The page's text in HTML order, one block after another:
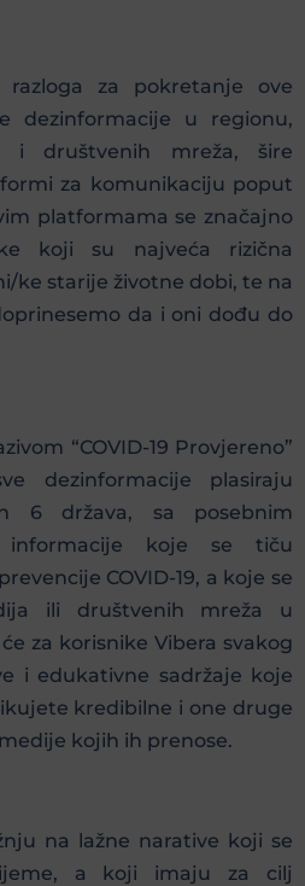
za pokretanje ove
dezinformacije u regionu,
i društvenih mreža, šire
za komunikaciju poput
platformama se značajno
koji su najveća rizična
ke starije životne dobi, te na
da i oni dođu do
“COVID-19 Provjereno”
dezinformacije plasiraju
6 država, sa posebnim
koje se tiču
COVID-19, a koje se
ili društvenih mreža u
za korisnike Vibera svakog
i edukativne sadržaje koje
kredibilne i one druge
kojih ih prenose.
na lažne narative koji se
a koji imaju za cilj